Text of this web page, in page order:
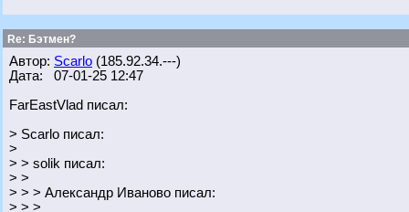
Re: Бэтмен?
Автор: Scarlo (185.92.34.---)
Дата: 07-01-25 12:47
FarEastVlad писал:
> Scarlo писал:
>
> > solik писал:
> >
> > > Александр Иваново писал:
> > >